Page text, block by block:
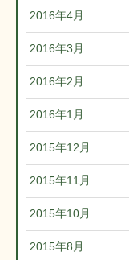
2016年4月
2016年3月
2016年2月
2016年1月
2015年12月
2015年11月
2015年10月
2015年8月